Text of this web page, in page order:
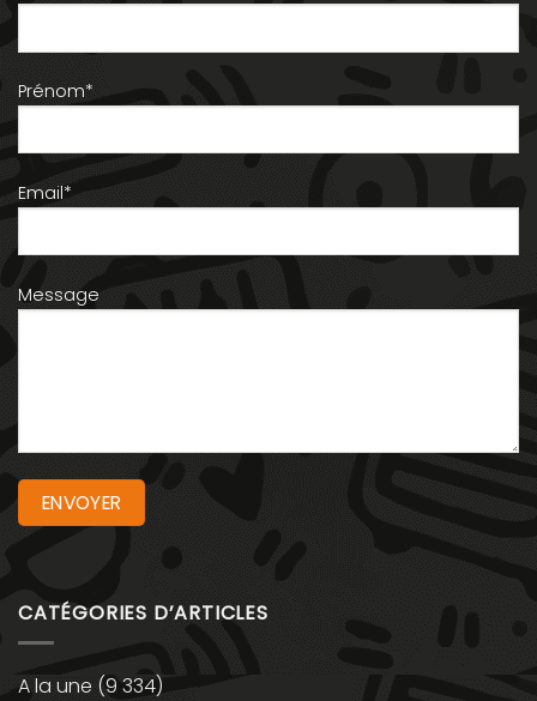
Prénom*
Email*
Message
CATÉGORIES D’ARTICLES
A la une (9 334)